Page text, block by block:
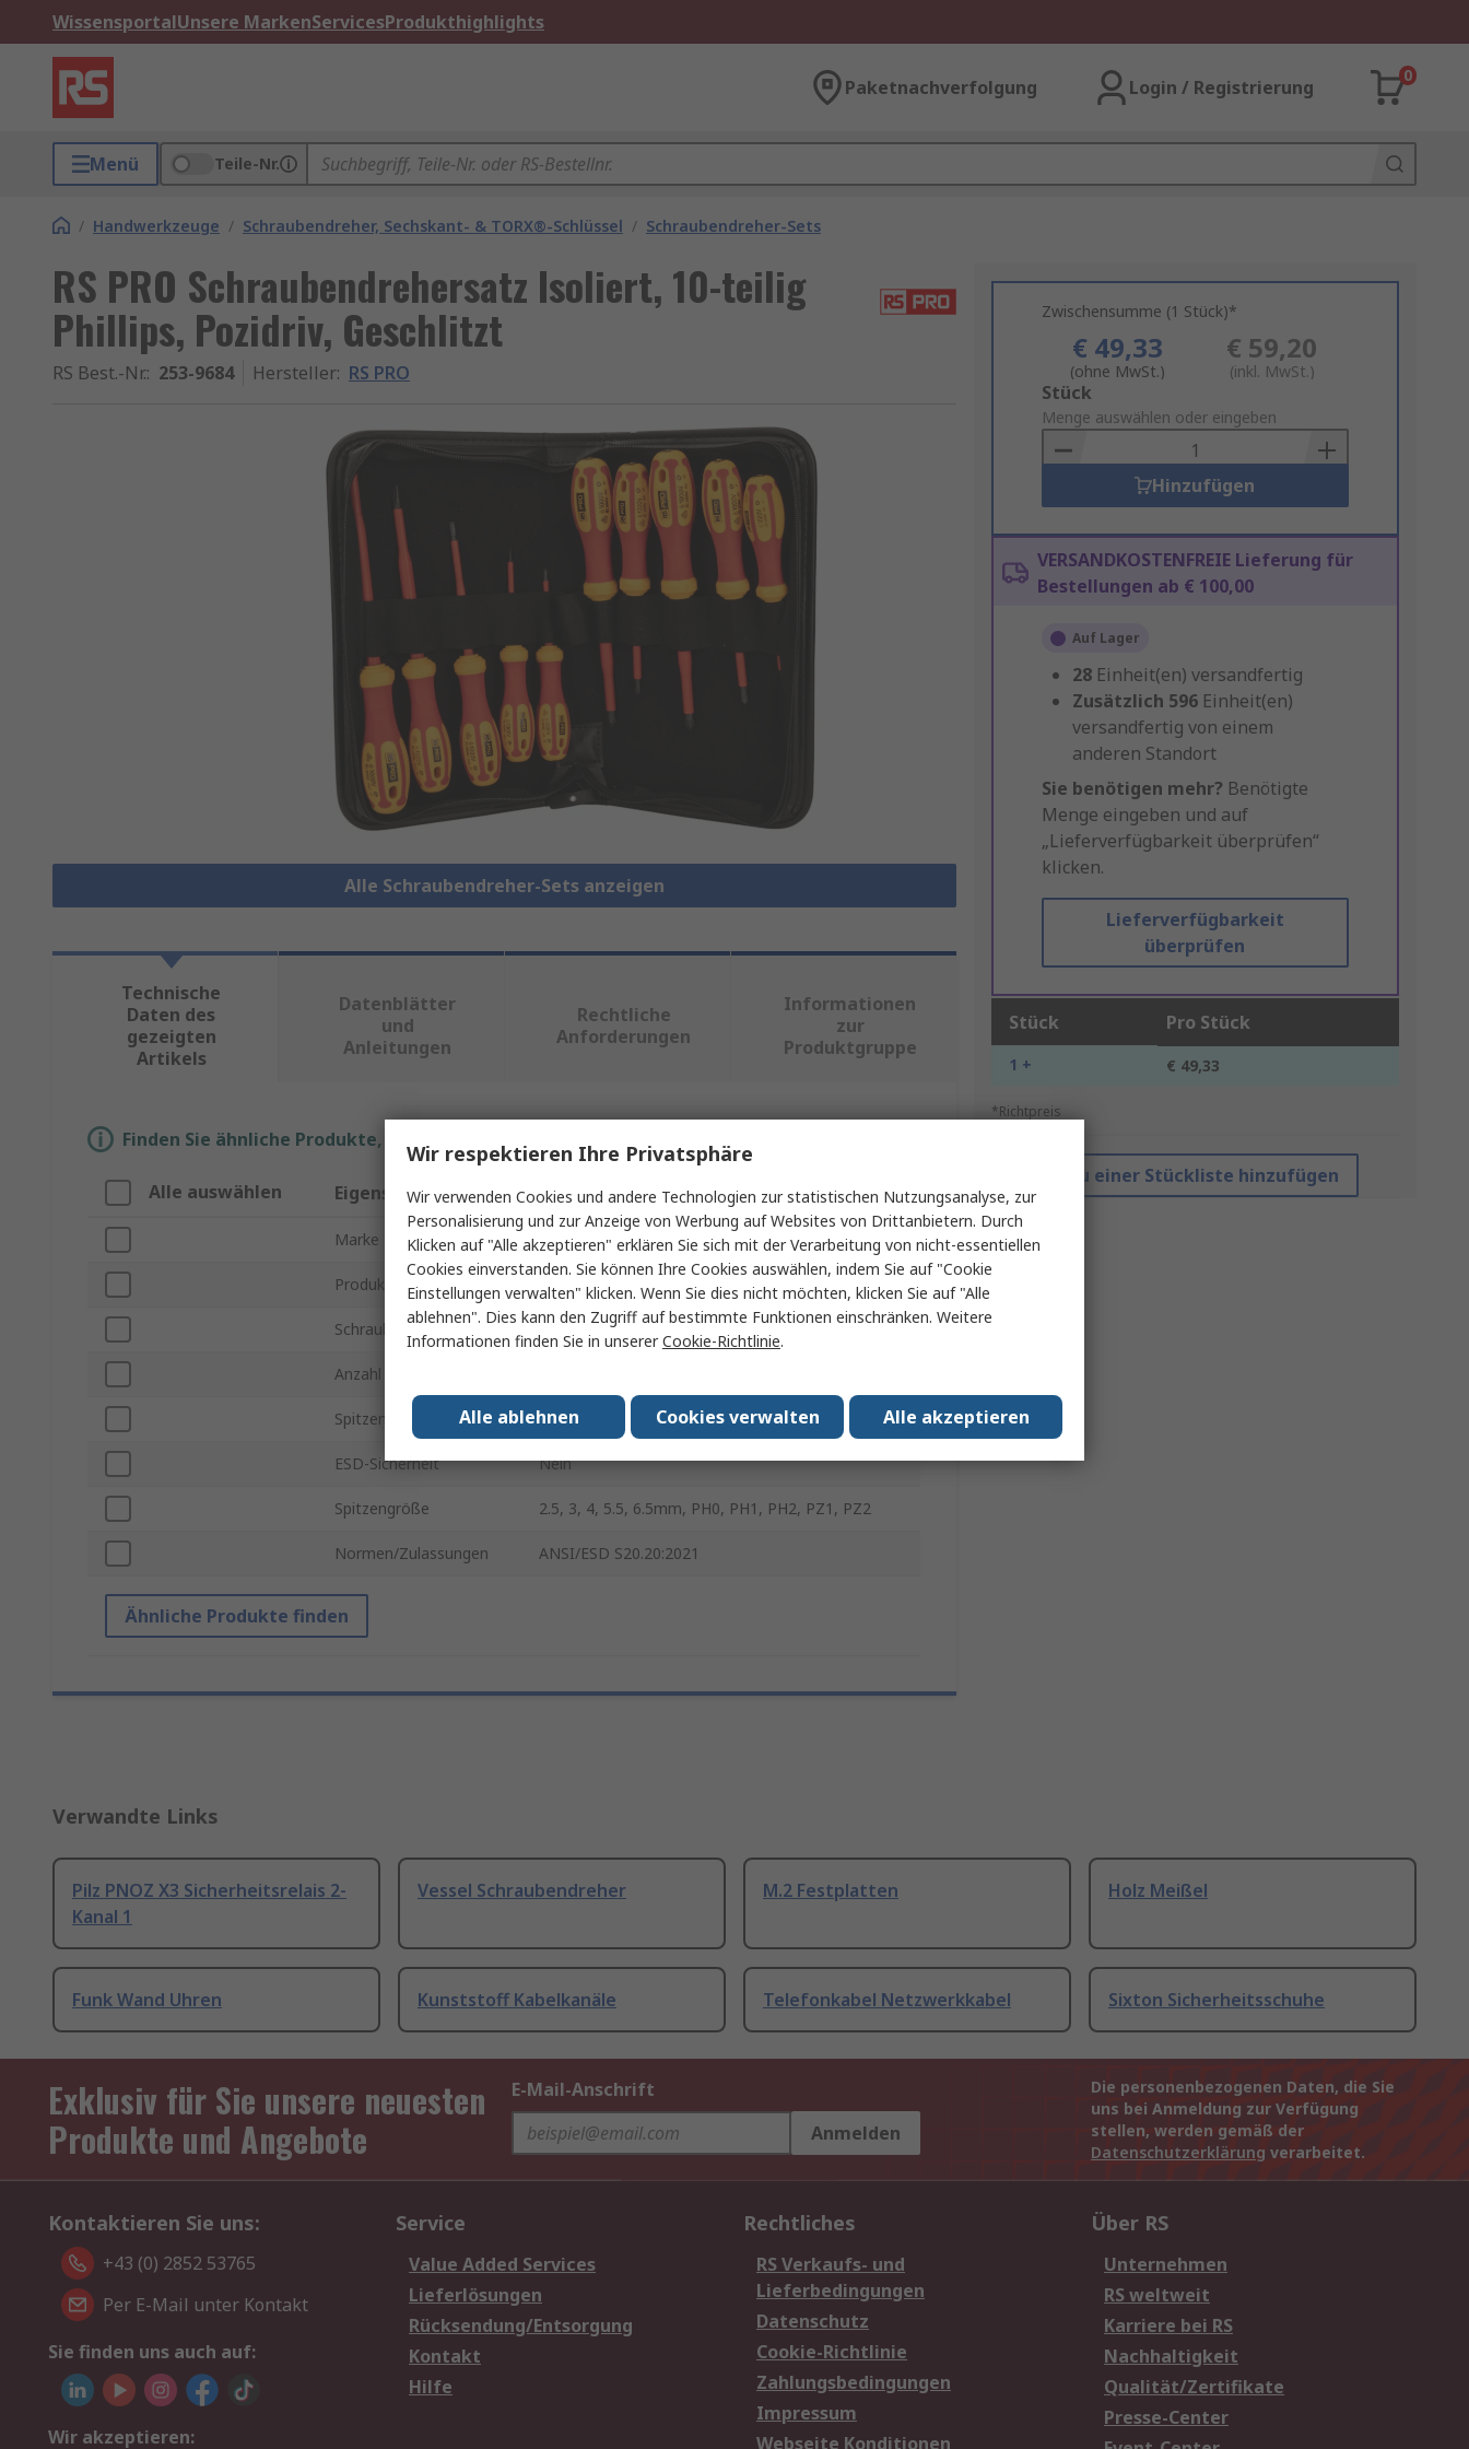
WissensportalUnsere MarkenServicesProdukthighlights
Paketnachverfolgung Login / Registrierung
0
Menü Teile-Nr.
/ Handwerkzeuge / Schraubendreher, Sechskant- & TORX®-Schlüssel / Schraubendreher-Sets
RS PRO Schraubendrehersatz Isoliert, 10-teilig
Phillips, Pozidriv, Geschlitzt
RS Best.-Nr.: 253-9684 Hersteller: RS PRO
Alle Schraubendreher-Sets anzeigen
Zwischensumme (1 Stück)*
€ 49,33
(ohne MwSt.)
€ 59,20
(inkl. MwSt.)
Add
to
Basket
Stück
Menge auswählen oder eingeben
Hinzufügen
VERSANDKOSTENFREIE Lieferung für
Bestellungen ab € 100,00
Auf Lager
28 Einheit(en) versandfertig
Zusätzlich 596 Einheit(en)
versandfertig von einem
anderen Standort
Sie benötigen mehr? Benötigte
Menge eingeben und auf
„Lieferverfügbarkeit überprüfen“
klicken.
Lieferverfügbarkeit
überprüfen
Stück Pro Stück
1 + € 49,33
*Richtpreis
Zu einer Stückliste hinzufügen
Technische
Daten des
gezeigten
Artikels
Datenblätter
und
Anleitungen
Rechtliche
Anforderungen
Informationen
zur
Produktgruppe
Finden Sie ähnliche Produkte, indem Sie ein oder mehrere Eigenschaften auswählen.
Alle auswählen Eigenschaft Wert
Marke RS PRO
Produkt Typ Schraubendrehersatz
Schraubendreher Typ Isoliert
Anzahl der Teile
Spitzentyp Phillips, Pozidriv, Geschlitzt
ESD-Sicherheit Nein
Spitzengröße 2.5, 3, 4, 5.5, 6.5mm, PH0, PH1, PH2, PZ1, PZ2
Normen/Zulassungen ANSI/ESD S20.20:2021
Ähnliche Produkte finden
Verwandte Links
Pilz PNOZ X3 Sicherheitsrelais 2-
Kanal 1
Vessel Schraubendreher M.2 Festplatten Holz Meißel
Funk Wand Uhren Kunststoff Kabelkanäle Telefonkabel Netzwerkkabel Sixton Sicherheitsschuhe
Exklusiv für Sie unsere neuesten
Produkte und Angebote
E-Mail-Anschrift
Anmelden
Die personenbezogenen Daten, die Sie
uns bei Anmeldung zur Verfügung
stellen, werden gemäß der
Datenschutzerklärung verarbeitet.
Kontaktieren Sie uns:
+43 (0) 2852 53765
Per E-Mail unter Kontakt
Sie finden uns auch auf:
Wir akzeptieren:
Service
Value Added Services
Lieferlösungen
Rücksendung/Entsorgung
Kontakt
Hilfe
Rechtliches
RS Verkaufs- und
Lieferbedingungen
Datenschutz
Cookie-Richtlinie
Zahlungsbedingungen
Impressum
Webseite Konditionen
Über RS
Unternehmen
RS weltweit
Karriere bei RS
Nachhaltigkeit
Qualität/Zertifikate
Presse-Center
Wir respektieren Ihre Privatsphäre
Wir verwenden Cookies und andere Technologien zur statistischen Nutzungsanalyse, zur
Personalisierung und zur Anzeige von Werbung auf Websites von Drittanbietern. Durch
Klicken auf "Alle akzeptieren" erklären Sie sich mit der Verarbeitung von nicht-essentiellen
Cookies einverstanden. Sie können Ihre Cookies auswählen, indem Sie auf "Cookie
Einstellungen verwalten" klicken. Wenn Sie dies nicht möchten, klicken Sie auf "Alle
ablehnen". Dies kann den Zugriff auf bestimmte Funktionen einschränken. Weitere
Informationen finden Sie in unsererCookie-Richtlinie.
Alle akzeptieren
Cookies verwalten
Alle ablehnen